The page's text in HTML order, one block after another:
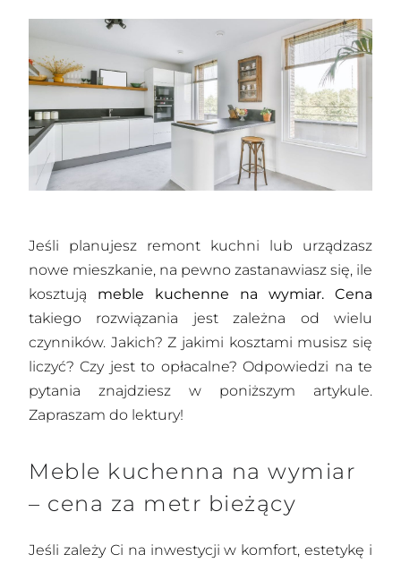
Jeśli planujesz remont kuchni lub urządzasz
nowe mieszkanie, na pewno zastanawiasz się, ile
kosztują meble kuchenne na wymiar. Cena
takiego rozwiązania jest zależna od wielu
czynników. Jakich? Z jakimi kosztami musisz się
liczyć? Czy jest to opłacalne? Odpowiedzi na te
pytania znajdziesz w poniższym artykule.
Zapraszam do lektury!
Meble kuchenna na wymiar
– cena za metr bieżący
Jeśli zależy Ci na inwestycji w komfort, estetykę i